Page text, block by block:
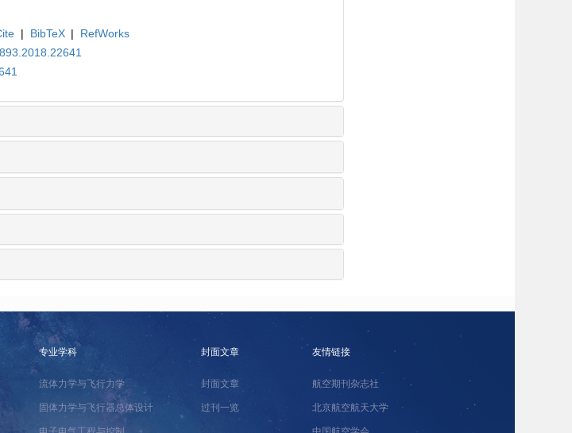
| BibTeX |
RefWorks
专业学科
流体力学与飞行力学
固体力学与飞行器总体设计
封面文章
封面文章
过刊一览
友情链接
航空期刊杂志社
北京航空航天大学